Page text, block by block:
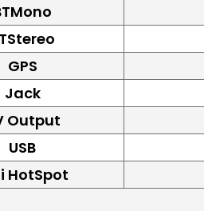
GPS
Jack
Output
USB
HotSpot